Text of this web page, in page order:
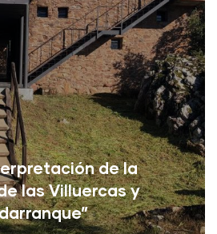
de la
las Villuercas y